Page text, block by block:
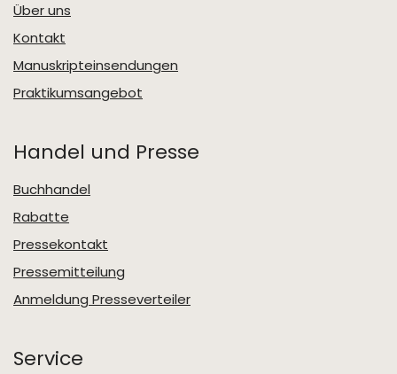
Über uns
Kontakt
Manuskripteinsendungen
Praktikumsangebot
Handel und Presse
Buchhandel
Rabatte
Pressekontakt
Pressemitteilung
Anmeldung Presseverteiler
Service